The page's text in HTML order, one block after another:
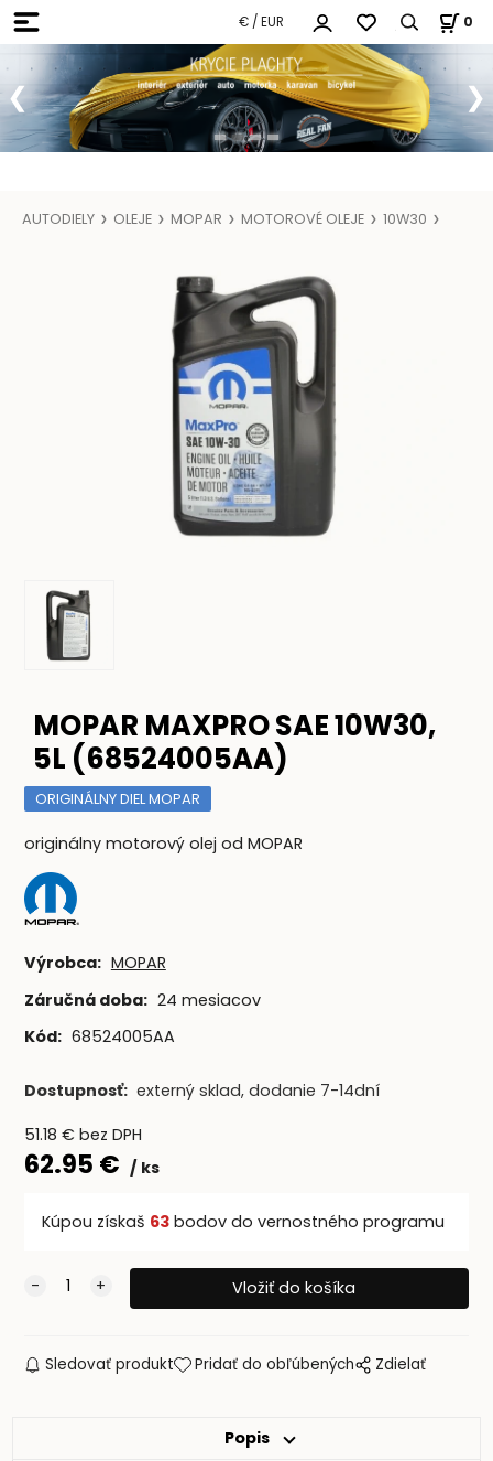
€ / EUR 0
AUTODIELY OLEJE MOPAR MOTOROVÉ OLEJE 10W30
MOPAR MAXPRO SAE 10W30,
5L (68524005AA)
ORIGINÁLNY DIEL MOPAR
originálny motorový olej od MOPAR
Výrobca: MOPAR
Záručná doba: 24 mesiacov
Kód: 68524005AA
Dostupnosť: externý sklad, dodanie 7-14dní
51.18 € bez DPH
62.95 € ks
Kúpou získaš 63bodov do vernostného programu
Sledovať produkt Pridať do obľúbených Zdielať
Popis